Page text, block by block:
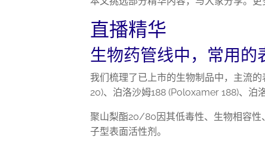
直播精华
生物药管线中，常用的
我们梳理了已上市的生物制品中，主流
20)、泊洛沙姆188 (Poloxamer 188)、泊
聚山梨酯20/80因其低毒性、生物相容性
子型表面活性剂。